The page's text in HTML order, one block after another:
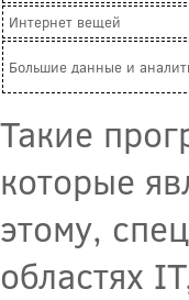
Интернет вещей
Большие данные и
Такие
которые
этому,
областях